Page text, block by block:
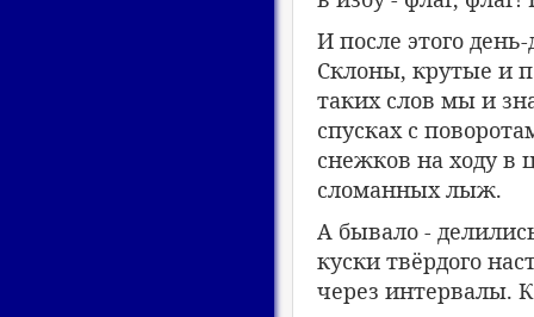
И после этого
Склоны, крутые и
таких слов мы и
спусках с
снежков на ходу в
сломанных лыж.
А бывало -
куски твёрдого
через интервалы.